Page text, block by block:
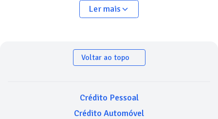
Ler mais
Voltar ao topo
Crédito Pessoal
Crédito Automóvel